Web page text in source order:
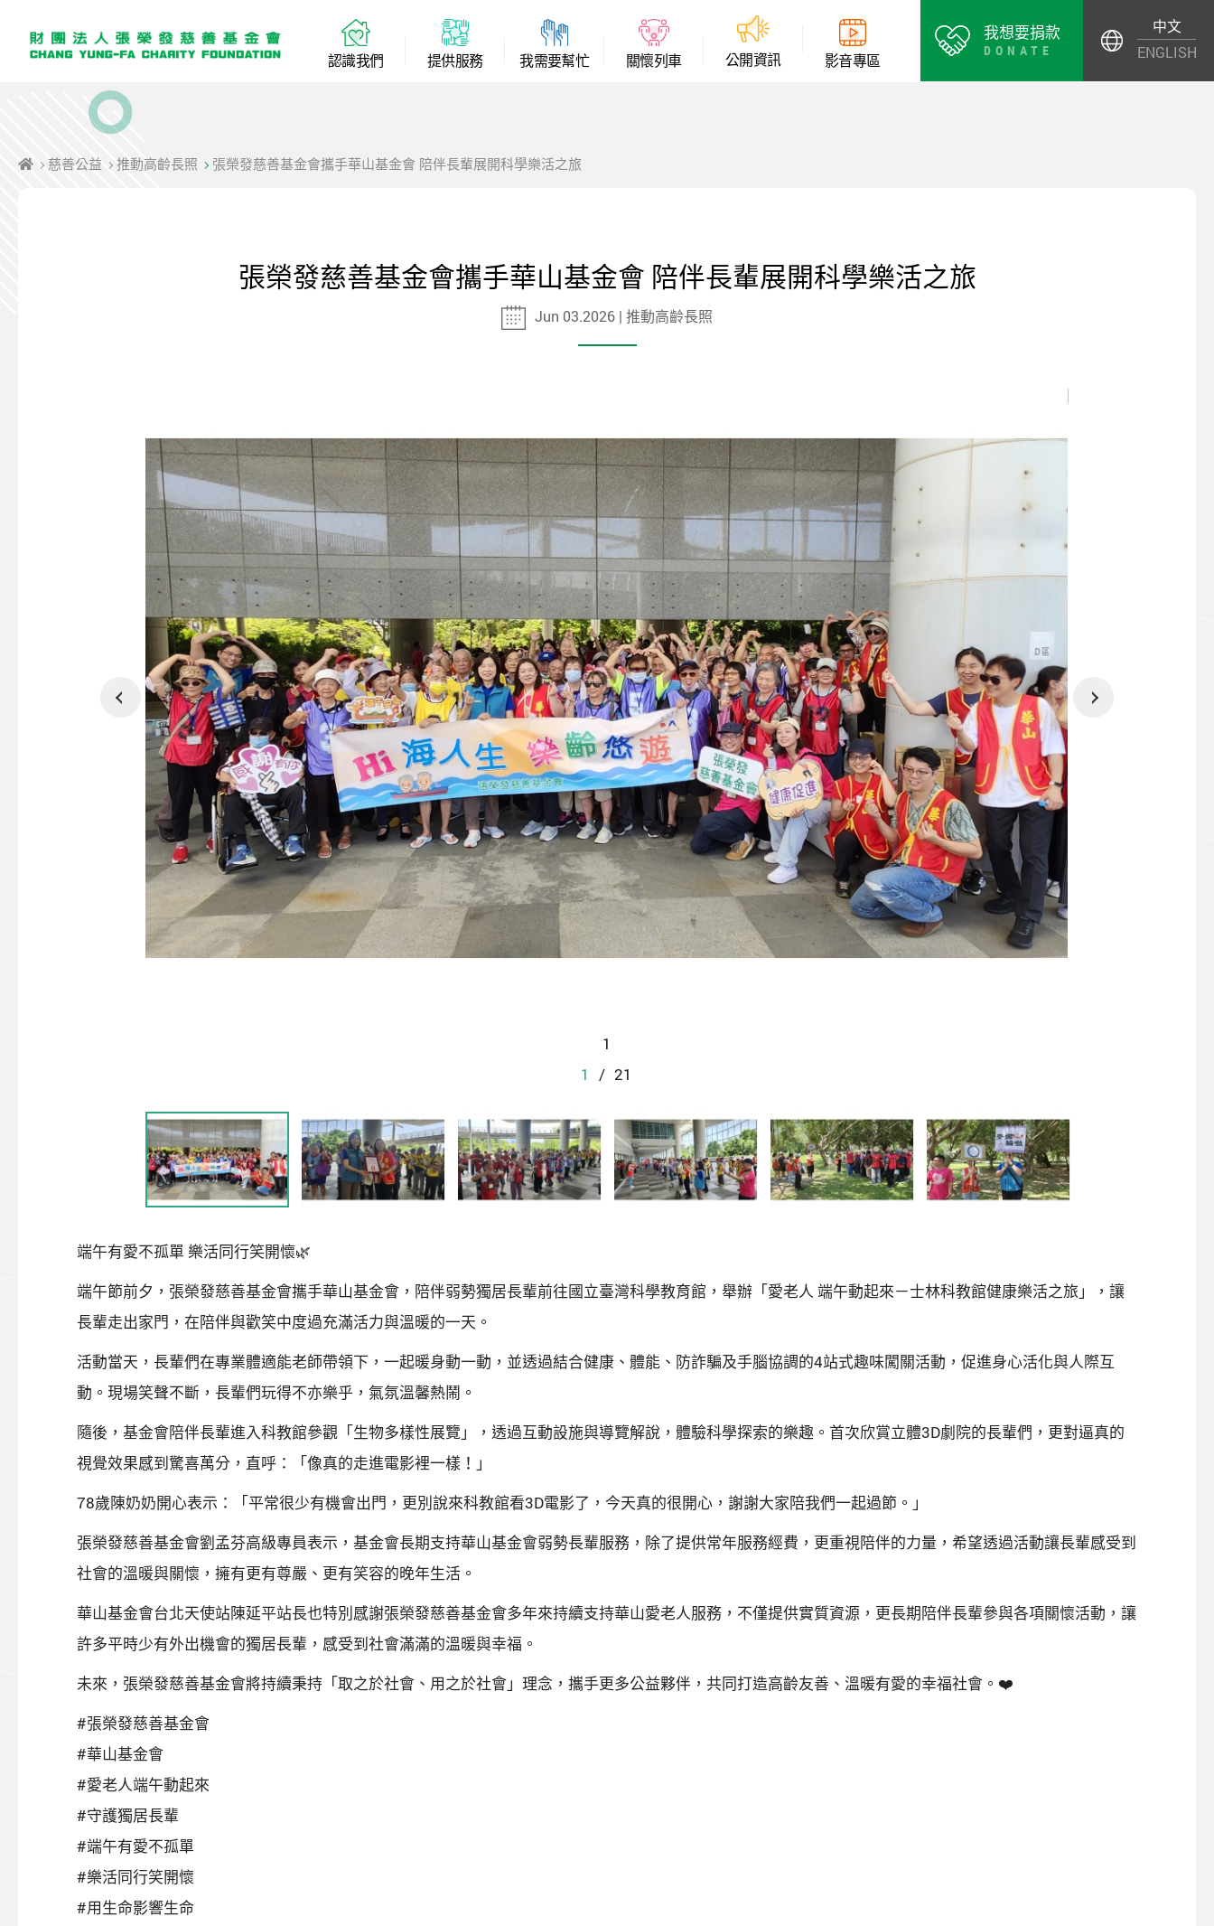
認識我們 提供服務 我需要幫忙 關懷列車 公開資訊 影音專區
我想要捐款
DONATE
中文
ENGLISH
慈善公益 推動高齡長照 張榮發慈善基金會攜手華山基金會 陪伴長輩展開科學樂活之旅
張榮發慈善基金會攜手華山基金會 陪伴長輩展開科學樂活之旅
Jun 03.2026 | 推動高齡長照
1
1
/ 21
端午有愛不孤單 樂活同行笑開懷🌿
端午節前夕，張榮發慈善基金會攜手華山基金會，陪伴弱勢獨居長輩前往國立臺灣科學教育館，舉辦「愛老人 端午動起來－士林科教館健康樂活之旅」，讓
長輩走出家門，在陪伴與歡笑中度過充滿活力與溫暖的一天。
活動當天，長輩們在專業體適能老師帶領下，一起暖身動一動，並透過結合健康、體能、防詐騙及手腦協調的4站式趣味闖關活動，促進身心活化與人際互
動。現場笑聲不斷，長輩們玩得不亦樂乎，氣氛溫馨熱鬧。
隨後，基金會陪伴長輩進入科教館參觀「生物多樣性展覽」，透過互動設施與導覽解說，體驗科學探索的樂趣。首次欣賞立體3D劇院的長輩們，更對逼真的
視覺效果感到驚喜萬分，直呼：「像真的走進電影裡一樣！」
78歲陳奶奶開心表示：「平常很少有機會出門，更別說來科教館看3D電影了，今天真的很開心，謝謝大家陪我們一起過節。」
張榮發慈善基金會劉孟芬高級專員表示，基金會長期支持華山基金會弱勢長輩服務，除了提供常年服務經費，更重視陪伴的力量，希望透過活動讓長輩感受到
社會的溫暖與關懷，擁有更有尊嚴、更有笑容的晚年生活。
華山基金會台北天使站陳延平站長也特別感謝張榮發慈善基金會多年來持續支持華山愛老人服務，不僅提供實質資源，更長期陪伴長輩參與各項關懷活動，讓
許多平時少有外出機會的獨居長輩，感受到社會滿滿的溫暖與幸福。
未來，張榮發慈善基金會將持續秉持「取之於社會、用之於社會」理念，攜手更多公益夥伴，共同打造高齡友善、溫暖有愛的幸福社會。❤️
#張榮發慈善基金會
#華山基金會
#愛老人端午動起來
#守護獨居長輩
#端午有愛不孤單
#樂活同行笑開懷
#用生命影響生命